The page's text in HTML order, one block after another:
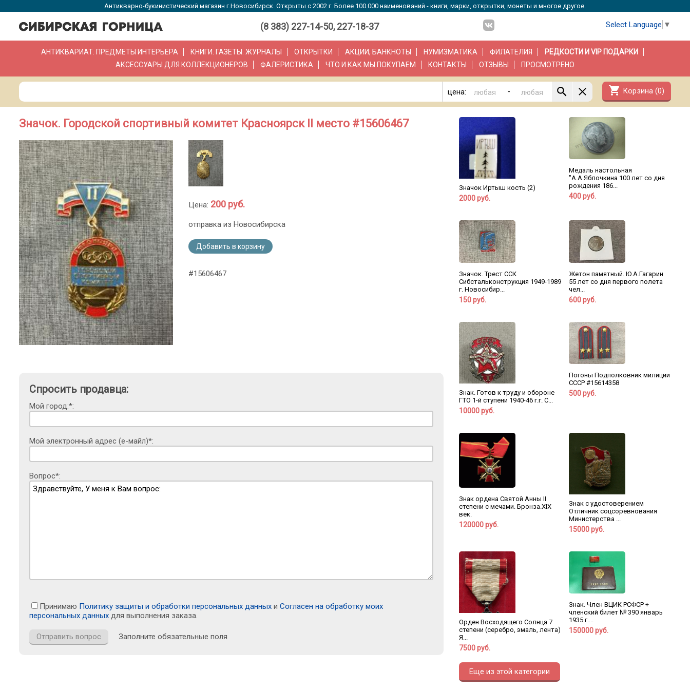
Антикварно-букинистический магазин г.Новосибирск. Открыты с 2002 г. Более 100.000 наименований - книги, марки, открытки, монеты и многое другое.
(8 383) 227-14-50, 227-18-37 Select Language ▼
АНТИКВАРИАТ. ПРЕДМЕТЫ ИНТЕРЬЕРА КНИГИ. ГАЗЕТЫ. ЖУРНАЛЫ ОТКРЫТКИ АКЦИИ, БАНКНОТЫ НУМИЗМАТИКА ФИЛАТЕЛИЯ
РЕДКОСТИ И VIP ПОДАРКИ
АКСЕССУАРЫ ДЛЯ КОЛЛЕКЦИОНЕРОВ
ФАЛЕРИСТИКА ЧТО И КАК МЫ ПОКУПАЕМ КОНТАКТЫ ОТЗЫВЫ ПРОСМОТРЕНО
цена: - shopping_cart Корзина (0)
Значок. Городской спортивный комитет Красноярск II место #15606467
Цена: 200 руб.
отправка из Новосибирска
Добавить в корзину
#15606467
Спросить продавца:
Мой город:*:
Мой электронный адрес (е-майл)*:
Вопрос*:
Принимаю Политику защиты и обработки персональных данных и Согласен на обработку моих
персональных данных для выполнения заказа.
Заполните обязательные поля
Значок Иртыш кость (2)
2000 руб.
Медаль настольная
"А.А.Яблочкина 100 лет со дня
рождения 186...
400 руб.
Значок. Трест ССК
Сибстальконструкция 1949-1989
г. Новосибир...
150 руб.
Жетон памятный. Ю.А.Гагарин
55 лет со дня первого полета
чел...
600 руб.
Знак. Готов к труду и обороне
ГТО 1-й ступени 1940-46 г.г. С...
10000 руб.
Погоны Подполковник милиции
СССР #15614358
500 руб.
Знак ордена Святой Анны II
степени с мечами. Бронза.XIX
век.
120000 руб.
Знак с удостоверением
Отличник соцсоревнования
Министерства ...
15000 руб.
Орден Восходящего Солнца 7
степени (серебро, эмаль, лента)
Я...
7500 руб.
Знак. Член ВЦИК РСФСР +
членский билет № 390 январь
1935 г....
150000 руб.
Еще из этой категории